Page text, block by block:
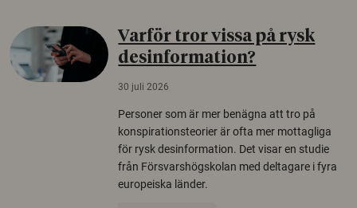
Varför tror vissa på rysk
desinformation?
30 juli 2026
Personer som är mer benägna att tro på
konspirationsteorier är ofta mer mottagliga
för rysk desinformation. Det visar en studie
från Försvarshögskolan med deltagare i fyra
europeiska länder.